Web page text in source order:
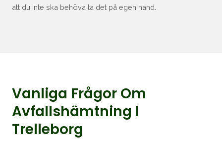
att du inte ska behöva ta det på egen hand.
Vanliga Frågor Om
Avfallshämtning I
Trelleborg